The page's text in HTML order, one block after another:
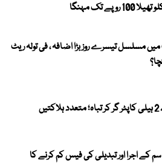
مسلسل تیسرے روز بڑا اضافہ ، فی تولہ ریٹ
کے اجرا اور تبدیلی کی فیس کم کرنے کا